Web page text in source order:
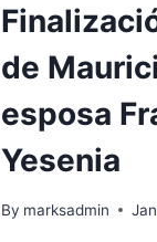
de
esposa
Yesenia
By marksadmin